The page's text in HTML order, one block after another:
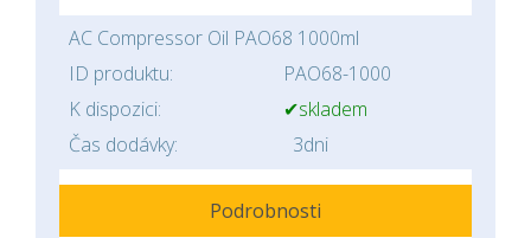
AC Compressor Oil PAO68 1000ml
ID produktu:
PAO68-1000
K dispozici:
✔skladem
Čas dodávky:
3dni
Podrobnosti